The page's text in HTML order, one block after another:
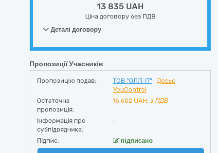
13 835 UAH
Ціна договору без ПДВ
Деталі договору
Пропозиції Учасників
Пропозицію подав: ТОВ "ОЛЛ-ІТ"
Досьє
YouControl
Остаточна
пропозиція:
16 602 UAH, з ПДВ
Інформація про
субпідрядника:
-
Підпис: підписано